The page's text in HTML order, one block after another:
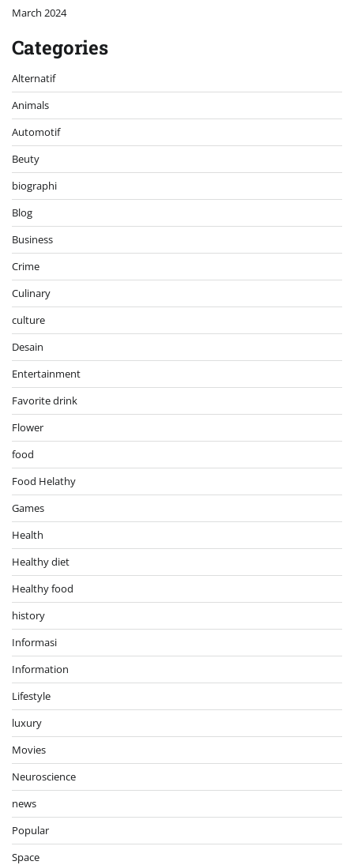
March 2024
Categories
Alternatif
Animals
Automotif
Beuty
biographi
Blog
Business
Crime
Culinary
culture
Desain
Entertainment
Favorite drink
Flower
food
Food Helathy
Games
Health
Healthy diet
Healthy food
history
Informasi
Information
Lifestyle
luxury
Movies
Neuroscience
news
Popular
Space